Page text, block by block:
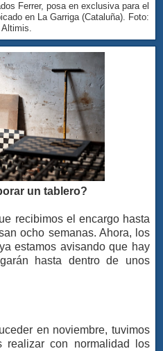
Ferrer, posa en exclusiva para el
en La Garriga (Cataluña). Foto:
Altimis.
un tablero?
recibimos el encargo hasta
ocho semanas. Ahora, los
estamos avisando que hay
hasta dentro de unos
en noviembre, tuvimos
realizar con normalidad los